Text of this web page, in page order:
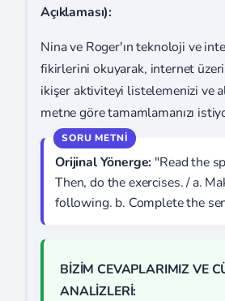
Açıklaması):
Nina ve Roger'ın teknoloji ve
fikirlerini okuyarak, internet
ikişer aktiviteyi listelemenizi ve
metne göre tamamlamanızı
Orijinal Yönerge: "Read the
Then, do the exercises. / a.
following. b. Complete the
BİZİM CEVAPLARIMIZ VE
ANALİZLERİ: